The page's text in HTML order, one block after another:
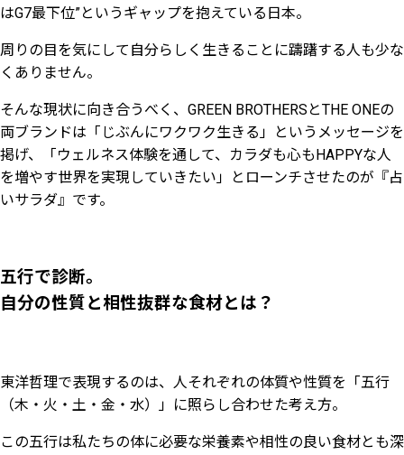
はG7最下位”というギャップを抱えている日本。
周りの目を気にして自分らしく生きることに躊躇する人も少な
くありません。
そんな現状に向き合うべく、GREEN BROTHERSとTHE ONEの
両ブランドは「じぶんにワクワク生きる」というメッセージを
掲げ、「ウェルネス体験を通して、カラダも心もHAPPYな人
を増やす世界を実現していきたい」とローンチさせたのが『占
いサラダ』です。
五行で診断。
自分の性質と相性抜群な食材とは？
東洋哲理で表現するのは、人それぞれの体質や性質を「五行
（木・火・土・金・水）」に照らし合わせた考え方。
この五行は私たちの体に必要な栄養素や相性の良い食材とも深